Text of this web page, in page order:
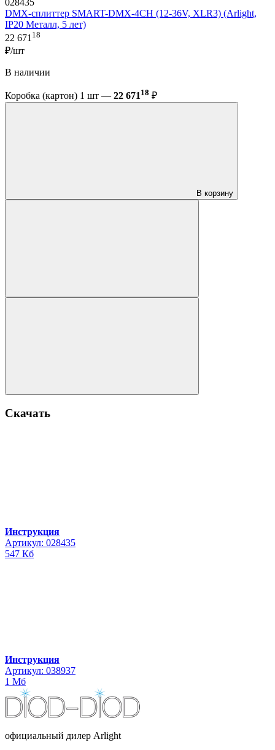
DMX-сплиттер SMART-DMX-4CH (12-36V, XLR3) (Arlight,
IP20 Металл, 5 лет)
22 671 18
₽/шт
В наличии
Коробка (картон) 1 шт — 22 671 18 ₽
В корзину
Скачать
Инструкция
Артикул: 028435
547 Кб
Инструкция
Артикул: 038937
1 Мб
официальный дилер Arlight